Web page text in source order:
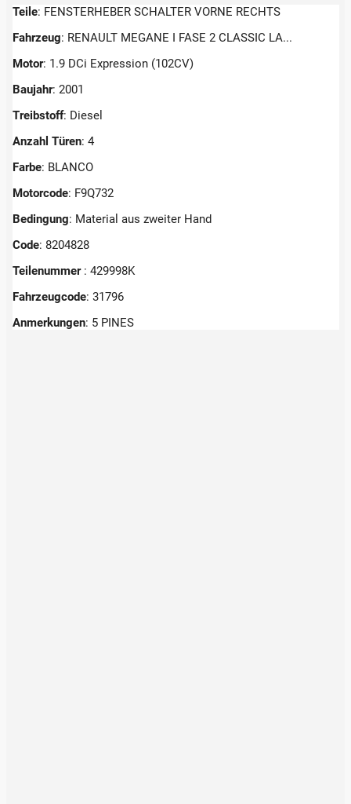
Teile: FENSTERHEBER SCHALTER VORNE RECHTS
Fahrzeug: RENAULT MEGANE I FASE 2 CLASSIC LA...
Motor: 1.9 DCi Expression (102CV)
Baujahr: 2001
Treibstoff: Diesel
Anzahl Türen: 4
Farbe: BLANCO
Motorcode: F9Q732
Bedingung: Material aus zweiter Hand
Code: 8204828
Teilenummer : 429998K
Fahrzeugcode: 31796
Anmerkungen: 5 PINES